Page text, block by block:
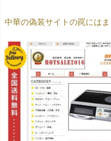
中華の偽装サイトの罠には